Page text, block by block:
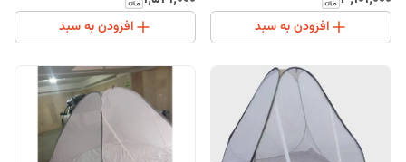
افزودن به سبد افزودن به سبد